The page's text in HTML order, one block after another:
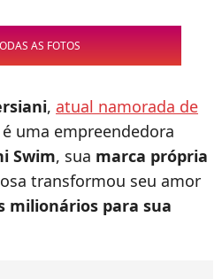
AS FOTOS
, atual namorada de
uma empreendedora
Swim, sua marca própria
transformou seu amor
milionários para sua